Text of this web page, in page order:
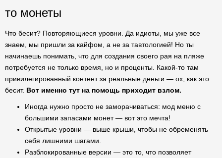
то монеты
Что бесит? Повторяющиеся уровни. Да идиоты, мы уже все
знаем, мы пришли за кайфом, а не за тавтологией! Но ты
начинаешь понимать, что для создания своего рая на пляже
потребуется не только время, но и проценты. Какой-то там
привилегированный контент за реальные деньги — ох, как это
бесит. Вот именно тут на помощь приходит взлом.
Иногда нужно просто не заморачиваться: мод меню с
большими запасами монет — вот это мечта!
Открытые уровни — выше крыши, чтобы не обременять
себя лишними шагами.
Разблокированные версии — это то, что позволяет